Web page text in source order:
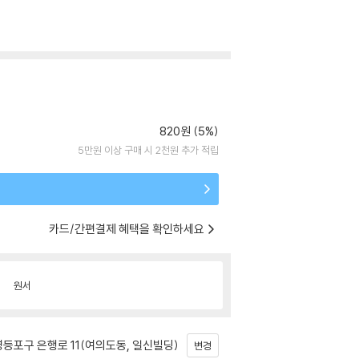
820원 (5%)
5만원 이상 구매 시 2천원 추가 적립
카드/간편결제 혜택을 확인하세요
원서
포구 은행로 11(여의도동, 일신빌딩) 변경